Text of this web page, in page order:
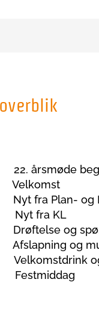
22. årsmøde
Velkomst
Nyt fra Plan- og
Nyt fra KL
Drøftelse og
Afslapning og
Velkomstdrink
Festmiddag